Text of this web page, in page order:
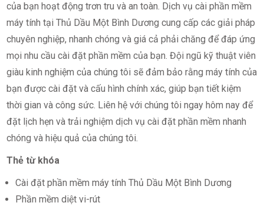
của bạn hoạt động trơn tru và an toàn. Dịch vụ cài phần mềm
máy tính tại Thủ Dầu Một Bình Dương cung cấp các giải pháp
chuyên nghiệp, nhanh chóng và giá cả phải chăng để đáp ứng
mọi nhu cầu cài đặt phần mềm của bạn. Đội ngũ kỹ thuật viên
giàu kinh nghiệm của chúng tôi sẽ đảm bảo rằng máy tính của
bạn được cài đặt và cấu hình chính xác, giúp bạn tiết kiệm
thời gian và công sức. Liên hệ với chúng tôi ngay hôm nay để
đặt lịch hẹn và trải nghiệm dịch vụ cài đặt phần mềm nhanh
chóng và hiệu quả của chúng tôi.
Thẻ từ khóa
Cài đặt phần mềm máy tính Thủ Dầu Một Bình Dương
Phần mềm diệt vi-rút